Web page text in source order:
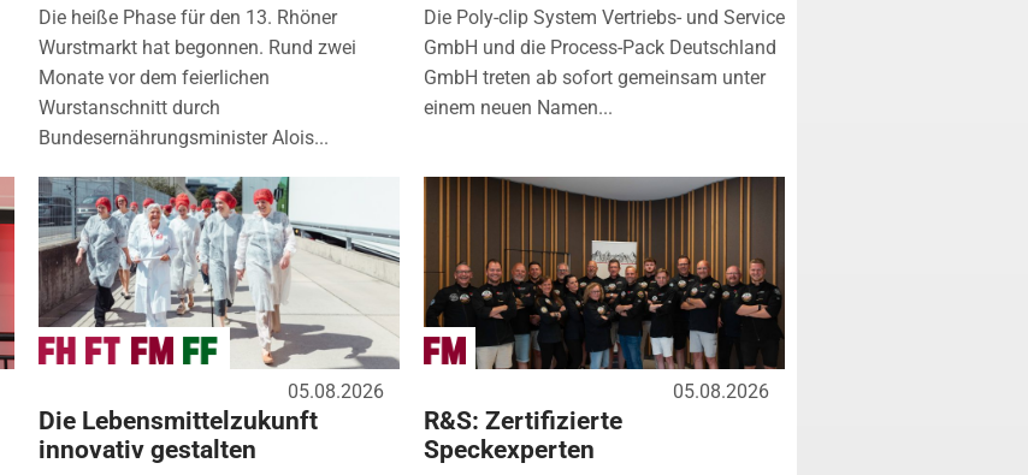
Die heiße Phase für den 13. Rhöner
Wurstmarkt hat begonnen. Rund zwei
Monate vor dem feierlichen
Wurstanschnitt durch
Bundesernährungsminister Alois...
Die Poly-clip System Vertriebs- und Service
GmbH und die Process-Pack Deutschland
GmbH treten ab sofort gemeinsam unter
einem neuen Namen...
05.08.2026
Die Lebensmittelzukunft
innovativ gestalten
05.08.2026
R&S: Zertifizierte
Speckexperten